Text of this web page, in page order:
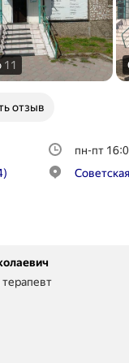
11
отзыв
пн-пт